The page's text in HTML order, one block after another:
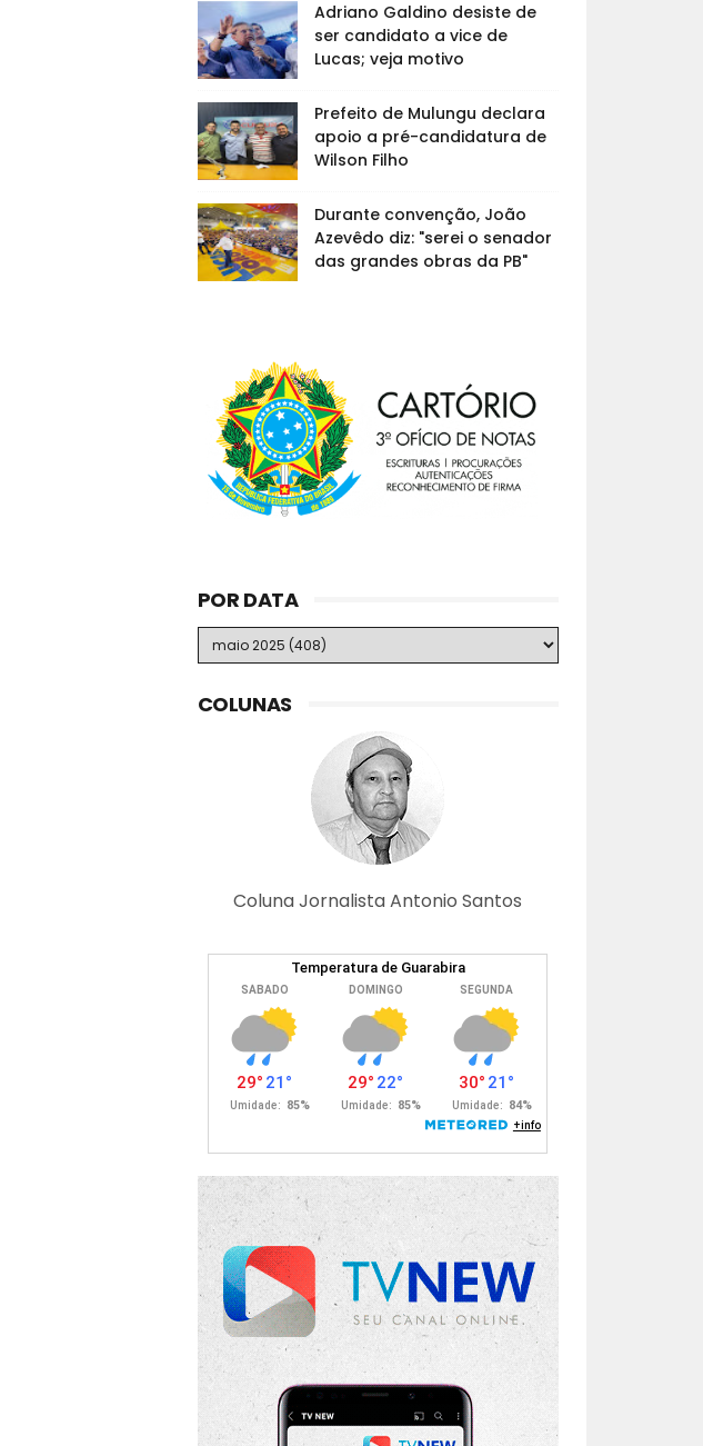
Adriano Galdino desiste de
ser candidato a vice de
Lucas; veja motivo
Prefeito de Mulungu declara
apoio a pré-candidatura de
Wilson Filho
Durante convenção, João
Azevêdo diz: "serei o senador
das grandes obras da PB"
POR DATA
COLUNAS
Coluna Jornalista Antonio Santos